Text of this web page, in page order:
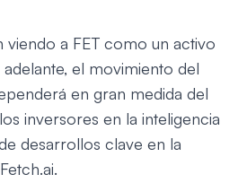
viendo a FET como un activo
el movimiento del
en gran medida del
inversores en la inteligencia
desarrollos clave en la